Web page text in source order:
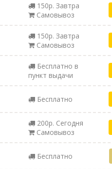
150р. Завтра
Самовывоз
150р. Завтра
Самовывоз
Бесплатно в
пункт выдачи
Бесплатно
200р. Сегодня
Самовывоз
Бесплатно